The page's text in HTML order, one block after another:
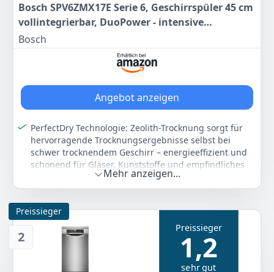
Bosch SPV6ZMX17E Serie 6, Geschirrspüler 45 cm
vollintegrierbar, DuoPower - intensive
Reinigung, PerfectDry - extra trockenes Geschirr,
Smart Start, Besteckschublade, Time Light,
Bosch
Angebot anzeigen
PerfectDry Technologie: Zeolith-Trocknung sorgt für
hervorragende Trocknungsergebnisse selbst bei
schwer trocknendem Geschirr – energieeffizient und
schonend für Gläser, Kunststoffe und empfindliches
Smart Start Funktion: Startet das Spülprogramm
automatisch zu Zeiten mit günstigem Stromtarif –
nutzt Energie effizient, senkt die Betriebskosten und
unterstützt nachhaltiges Haushaltsmanagement
DuoPower Sprüharme: Zwei präzise arbeitende
Sprüharme im Oberkorb reinigen Geschirr gründlich
und gleichmäßig – für beste Sauberkeit auch bei stark
Mehr anzeigen...
2
Preissieger
Preissieger
1,2
sehr gut